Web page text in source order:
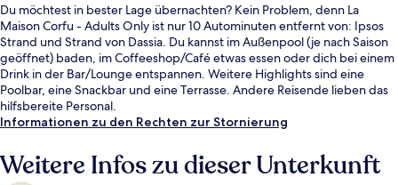
Du möchtest in bester Lage übernachten? Kein Problem, denn La
Maison Corfu - Adults Only ist nur 10 Autominuten entfernt von: Ipsos
Strand und Strand von Dassia. Du kannst im Außenpool (je nach Saison
geöffnet) baden, im Coffeeshop/Café etwas essen oder dich bei einem
Drink in der Bar/Lounge entspannen. Weitere Highlights sind eine
Poolbar, eine Snackbar und eine Terrasse. Andere Reisende lieben das
hilfsbereite Personal.
Informationen zu den Rechten zur Stornierung
Weitere Infos zu dieser Unterkunft